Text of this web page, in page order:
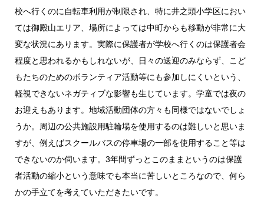
校へ行くのに自転車利用が制限され、特に井之頭小学区におい
ては御殿山エリア、場所によっては中町からも移動が非常に大
変な状況にあります。実際に保護者が学校へ行くのは保護者会
程度と思われるかもしれないが、日々の送迎のみならず、こど
もたちのためのボランティア活動等にも参加しにくいという、
軽視できないネガティブな影響も生じています。学童では夜の
お迎えもあります。地域活動団体の方々も同様ではないでしょ
うか。周辺の公共施設用駐輪場を使用するのは難しいと思いま
すが、例えばスクールバスの停車場の一部を使用すること等は
できないのか伺います。3年間ずっとこのままというのは保護
者活動の縮小という意味でも本当に苦しいところなので、何ら
かの手立てを考えていただきたいです。